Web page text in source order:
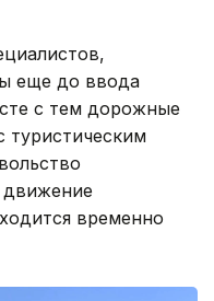
еще до ввода
с тем дорожные
туристическим
временно